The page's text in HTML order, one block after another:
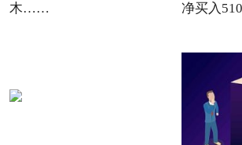
木……
净买入